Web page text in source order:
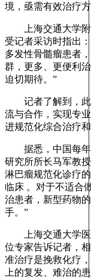
境，亟需有效治疗
上海交通大学附
受记者采访时指出
多发性骨髓瘤患者
群，更多、更便利
迫切期待。”
记者了解到，此
流与合作，实现专
进规范化综合治疗
据悉，中国每年
研究所所长马军教
淋巴瘤规范化诊疗
临床 。对于不适合
治患者，新型药物
手。”
上海交通大学医
位专家告诉记者，
准治疗是挽救化疗
上的复发、难治的